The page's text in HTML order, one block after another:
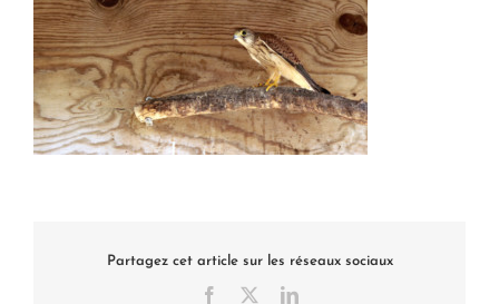
Partagez cet article sur les réseaux sociaux
Facebook LinkedIn